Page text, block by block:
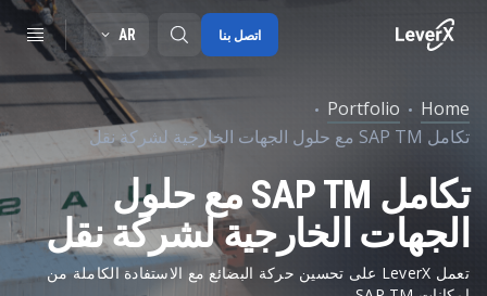
SAP S/4HANA migration
RISE with SAP
SAP Ariba
Digitals supply chain
AR اتصل بنا
Home
Portfolio
تكامل SAP TM مع حلول الجهات الخارجية لشركة نقل
تكامل SAP TM مع حلول
الجهات الخارجية لشركة نقل
تعمل LeverX على تحسين حركة البضائع مع الاستفادة الكاملة من